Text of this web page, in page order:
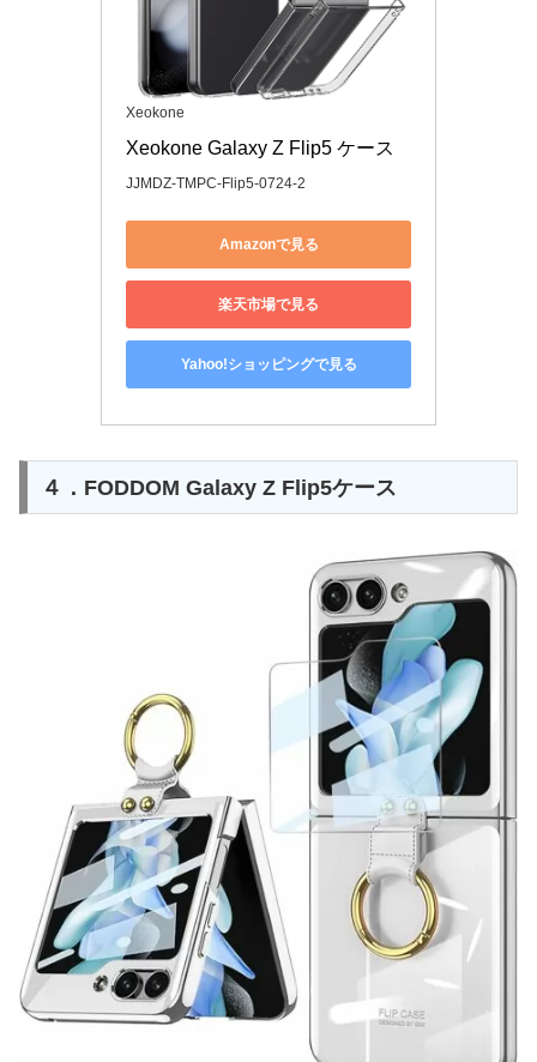
Xeokone
Xeokone Galaxy Z Flip5 ケース
JJMDZ-TMPC-Flip5-0724-2
Amazonで見る
楽天市場で見る
Yahoo!ショッピングで見る
４．FODDOM Galaxy Z Flip5ケース